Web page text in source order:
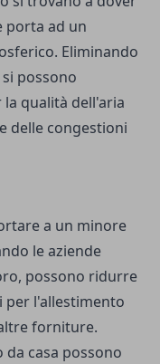
porta ad un
Eliminando
possono
qualità dell'aria
delle congestioni
a un minore
le aziende
possono ridurre
per l'allestimento
forniture.
casa possono